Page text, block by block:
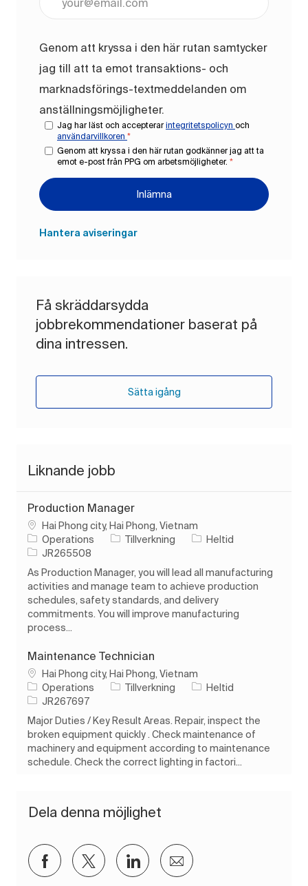
Genom att kryssa i den här rutan samtycker
jag till att ta emot transaktions- och
marknadsförings-textmeddelanden om
anställningsmöjligheter.
Jag har läst och accepterarintegritetspolicyn och
användarvillkoren *
Genom att kryssa i den här rutan godkänner jag att ta
emot e-post från PPG om arbetsmöjligheter. *
Inlämna
Hantera aviseringar
Få skräddarsydda
jobbrekommendationer baserat på
dina intressen.
Sätta igång
Liknande jobb
Production Manager
PlatsHai Phong city, Hai Phong, Vietnam
Operations
Kategori
Tillverkning Typ av jobb
Heltid
Jobb-ID
JR265508
As Production Manager, you will lead all manufacturing
activities and manage team to achieve production
schedules, safety standards, and delivery
commitments. You will improve manufacturing
process...
Maintenance Technician
PlatsHai Phong city, Hai Phong, Vietnam
Operations
Kategori
Tillverkning Typ av jobb
Heltid
Jobb-ID
JR267697
Major Duties / Key Result Areas. Repair, inspect the
broken equipment quickly . Check maintenance of
machinery and equipment according to maintenance
schedule. Check the correct lighting in factori...
Dela denna möjlighet
Dela via Facebook
Dela via twitter
Dela via LinkedIn
Dela via e-post